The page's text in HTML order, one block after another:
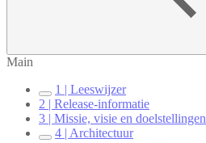
Main
1 | Leeswijzer
2 | Release-informatie
3 | Missie, visie en doelstellingen
4 | Architectuur